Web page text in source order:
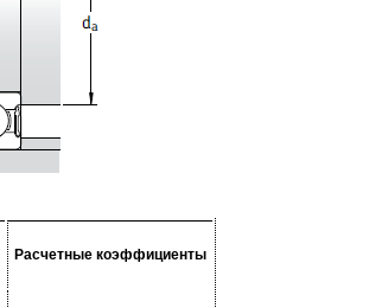
Расчетные коэффициенты